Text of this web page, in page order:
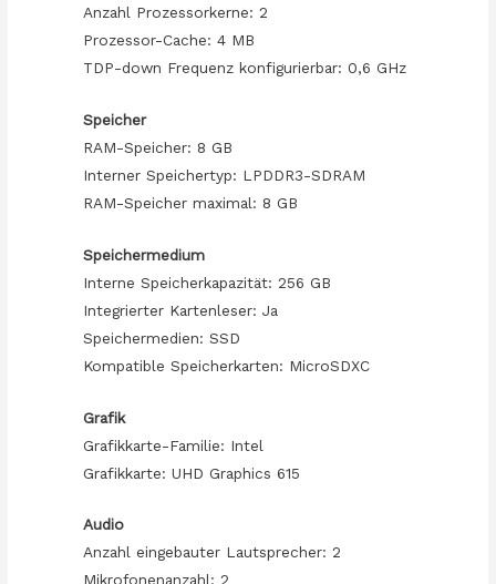
Anzahl Prozessorkerne: 2
Prozessor-Cache: 4 MB
TDP-down Frequenz konfigurierbar: 0,6 GHz
Speicher
RAM-Speicher: 8 GB
Interner Speichertyp: LPDDR3-SDRAM
RAM-Speicher maximal: 8 GB
Speichermedium
Interne Speicherkapazität: 256 GB
Integrierter Kartenleser: Ja
Speichermedien: SSD
Kompatible Speicherkarten: MicroSDXC
Grafik
Grafikkarte-Familie: Intel
Grafikkarte: UHD Graphics 615
Audio
Anzahl eingebauter Lautsprecher: 2
Mikrofonenanzahl: 2